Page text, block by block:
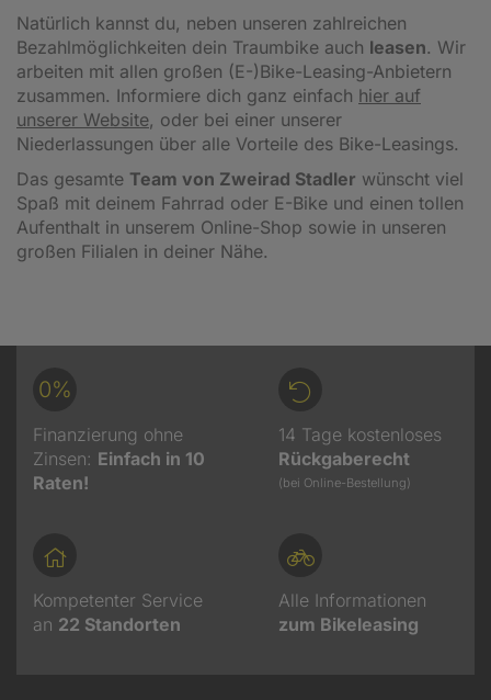
Natürlich kannst du, neben unseren zahlreichen
Bezahlmöglichkeiten dein Traumbike auch leasen. Wir
arbeiten mit allen großen (E-)Bike-Leasing-Anbietern
zusammen. Informiere dich ganz einfach hier auf
unserer Website, oder bei einer unserer
Niederlassungen über alle Vorteile des Bike-Leasings.
Das gesamte Team von Zweirad Stadler wünscht viel
Spaß mit deinem Fahrrad oder E-Bike und einen tollen
Aufenthalt in unserem Online-Shop sowie in unseren
großen Filialen in deiner Nähe.
0%
Finanzierung ohne
Zinsen: Einfach in 10
Raten!
14 Tage kostenloses
Rückgaberecht
(bei Online-Bestellung)
Kompetenter Service
an 22 Standorten
Alle Informationen
zum Bikeleasing